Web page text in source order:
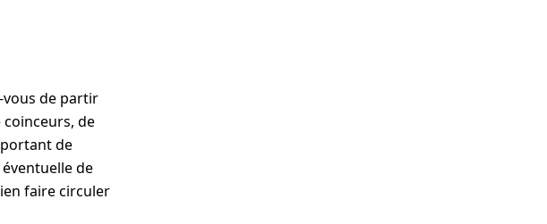
vous de partir
de
de
de
faire circuler